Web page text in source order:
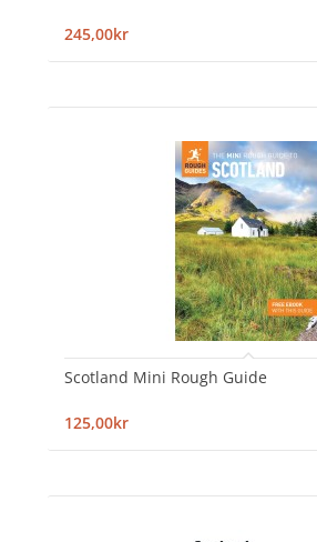
245,00kr
Scotland Mini Rough Guide
125,00kr